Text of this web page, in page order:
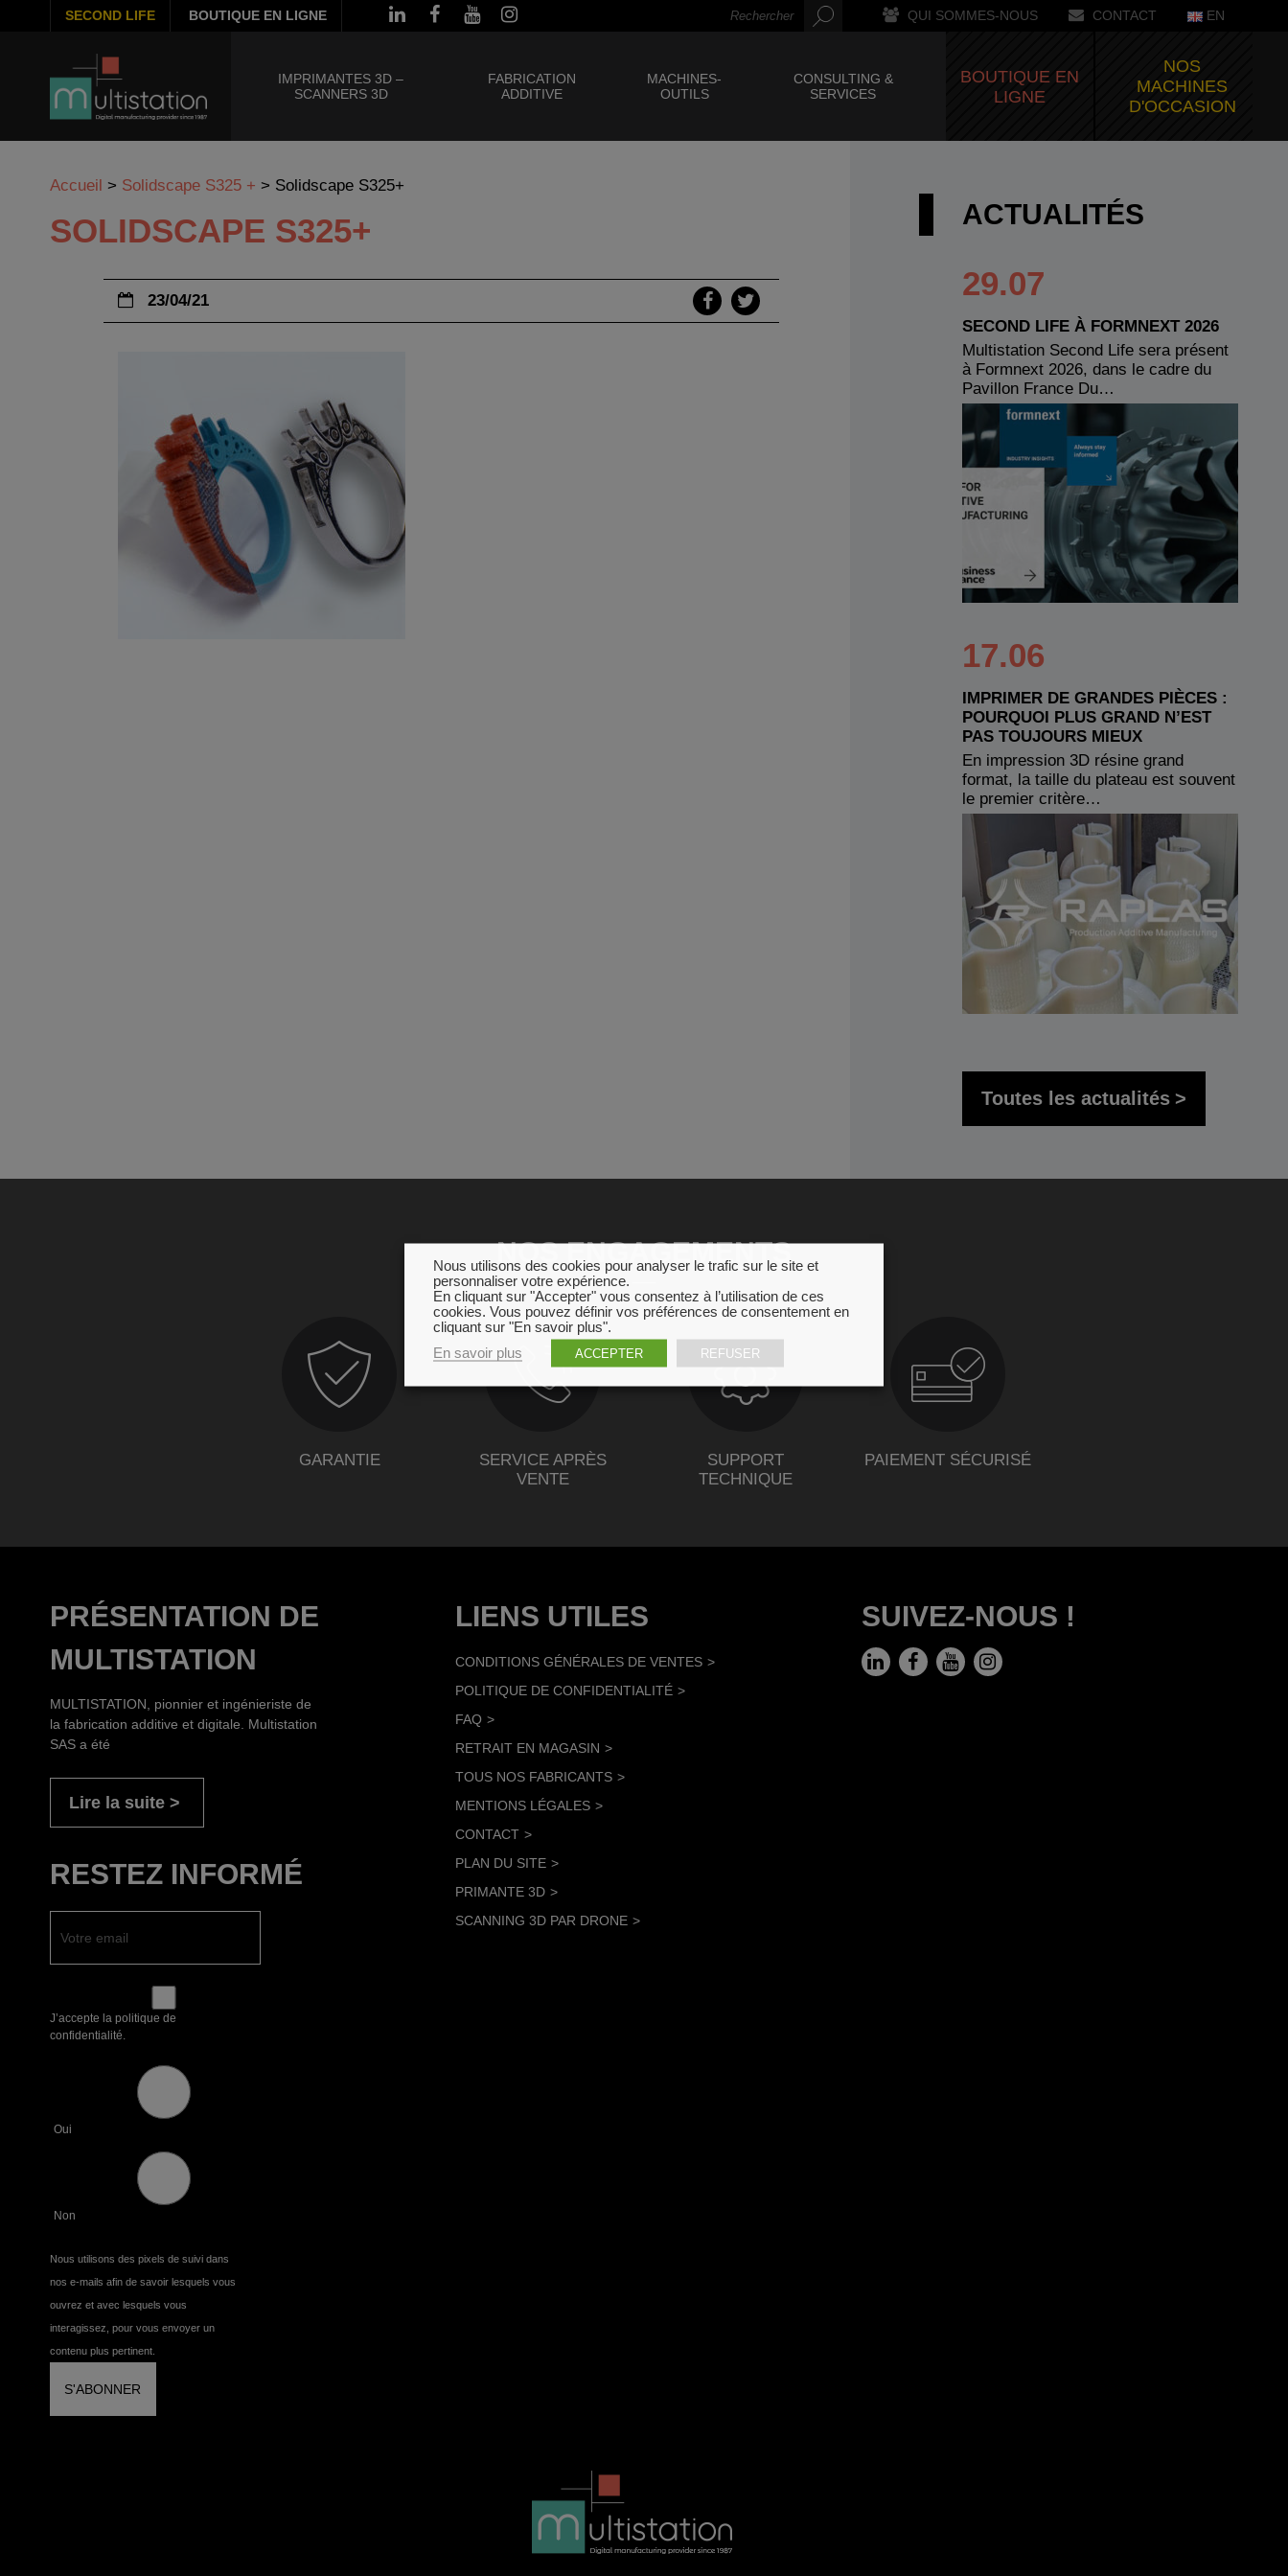
SECOND LIFE BOUTIQUE EN LIGNE QUI SOMMES-NOUS CONTACT EN
IMPRIMANTES 3D –
SCANNERS 3D
FABRICATION
ADDITIVE
MACHINES-
OUTILS
CONSULTING &
SERVICES
BOUTIQUE EN
LIGNE
NOS
MACHINES
D'OCCASION
Accueil > Solidscape S325 + > Solidscape S325+
SOLIDSCAPE S325+
23/04/21
ACTUALITÉS
29.07
SECOND LIFE À FORMNEXT 2026
Multistation Second Life sera présent
à Formnext 2026, dans le cadre du
Pavillon France Du…
17.06
IMPRIMER DE GRANDES PIÈCES :
POURQUOI PLUS GRAND N’EST
PAS TOUJOURS MIEUX
En impression 3D résine grand
format, la taille du plateau est souvent
le premier critère…
Toutes les actualités
NOS ENGAGEMENTS
GARANTIE
SERVICE APRÈS
VENTE
SUPPORT
TECHNIQUE
PAIEMENT SÉCURISÉ
PRÉSENTATION DE
MULTISTATION
MULTISTATION, pionnier et ingénieriste de
la fabrication additive et digitale. Multistation
SAS a été
Lire la suite
RESTEZ INFORMÉ
J’accepte la politique de
confidentialité.
Oui
Non
Nous utilisons des pixels de suivi dans
nos e-mails afin de savoir lesquels vous
ouvrez et avec lesquels vous
interagissez, pour vous envoyer un
contenu plus pertinent.
LIENS UTILES
CONDITIONS GÉNÉRALES DE VENTES
POLITIQUE DE CONFIDENTIALITÉ
FAQ
RETRAIT EN MAGASIN
TOUS NOS FABRICANTS
MENTIONS LÉGALES
CONTACT
PLAN DU SITE
PRIMANTE 3D
SCANNING 3D PAR DRONE
SUIVEZ-NOUS !
Nous utilisons des cookies pour analyser le trafic sur le site et
personnaliser votre expérience.
En cliquant sur "Accepter" vous consentez à l’utilisation de ces
cookies. Vous pouvez définir vos préférences de consentement en
cliquant sur "En savoir plus".
En savoir plus
ACCEPTER REFUSER